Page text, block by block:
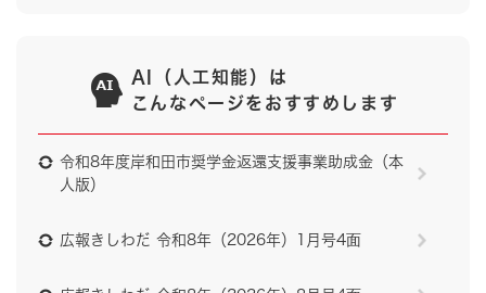
AI（人工知能）は
こんなページをおすすめします
令和8年度岸和田市奨学金返還支援事業助成金（本
人版）
広報きしわだ 令和8年（2026年）1月号4面